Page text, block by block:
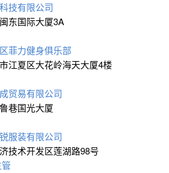
技有限公司
东国际大厦3A
菲力健身俱乐部
江夏区大花岭海天大厦4楼
贸易有限公司
巷国光大厦
服装有限公司
技术开发区莲湖路98号